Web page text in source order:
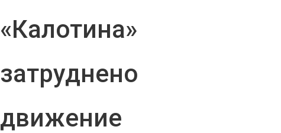
«Калотина»
затруднено
движение